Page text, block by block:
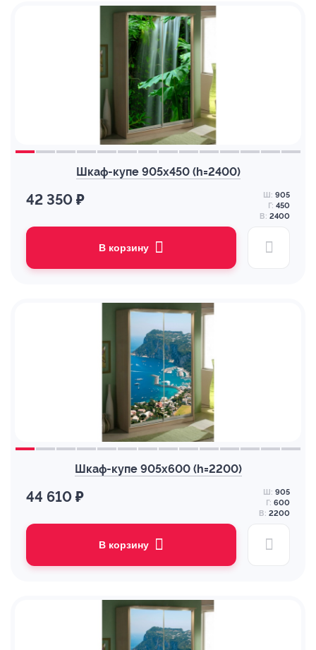
Шкаф-купе 905х450 (h=2400)
42 350 ₽ Ш: 905
Г: 450
В: 2400
В корзину
Шкаф-купе 905х600 (h=2200)
44 610 ₽ Ш: 905
Г: 600
В: 2200
В корзину